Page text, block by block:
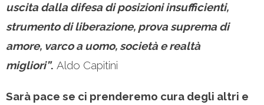
uscita dalla difesa di posizioni insufficienti,
strumento di liberazione, prova suprema di
amore, varco a uomo, società e realtà
migliori”. Aldo Capitini
Sarà pace se ci prenderemo cura degli altri e